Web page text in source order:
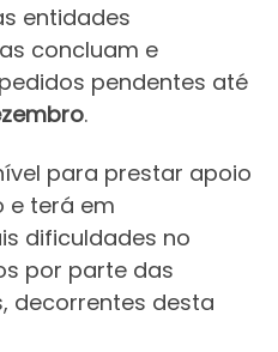
entidades
concluam e
pendentes até
.
para prestar apoio
e terá em
dificuldades no
por parte das
decorrentes desta